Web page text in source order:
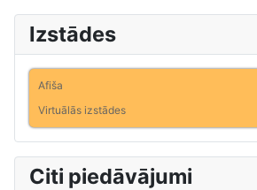
Izstādes
Afiša
Virtuālās izstādes
Citi piedāvājumi